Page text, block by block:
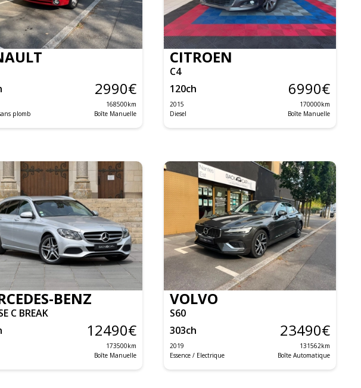
2990€
168500km
plomb
Boîte Manuelle
CITROEN
C4
120ch 6990€
2015 170000km
Diesel
Boîte Manuelle
BENZ
C BREAK
12490€
173500km
Boîte Manuelle
VOLVO
S60
303ch 23490€
2019 131562km
Essence / Electrique
Boîte Automatique